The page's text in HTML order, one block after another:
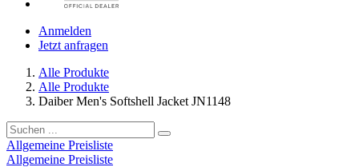
Anmelden
Jetzt anfragen
Alle Produkte
Alle Produkte
Daiber Men's Softshell Jacket JN1148
Allgemeine Preisliste
Allgemeine Preisliste